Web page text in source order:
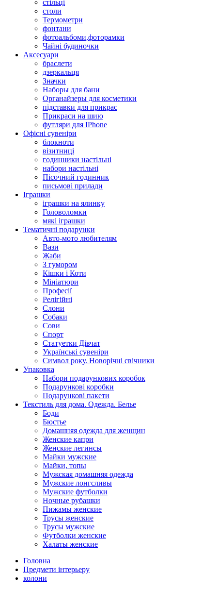
стільці
столи
Термометри
фонтани
фотоальбоми,фоторамки
Чайні будиночки
Аксесуари
браслети
дзеркальця
Значки
Наборы для бани
Органайзеры для косметики
підставки для прикрас
Прикраси на шию
футляри для IPhone
Офісні сувеніри
блокноти
візитниці
годинники настільні
набори настільні
Пісочний годинник
письмові прилади
Іграшки
іграшки на ялинку
Головоломки
мякі іграшки
Тематичні подарунки
Авто-мото любителям
Вази
Жаби
З гумором
Кішки і Коти
Мініатюри
Професії
Релігійні
Слони
Собаки
Сови
Спорт
Статуетки Дівчат
Українські сувеніри
Символ року. Новорічні свічники
Упаковка
Набори подарункових коробок
Подарункові коробки
Подарункові пакети
Текстиль для дома. Одежда. Белье
Боди
Бюстье
Домашняя одежда для женщин
Женские капри
Женские легинсы
Майки мужские
Майки, топы
Мужская домашняя одежда
Мужские лонгсливы
Мужские футболки
Ночные рубашки
Пижамы женские
Трусы женские
Трусы мужские
Футболки женские
Халаты женские
Головна
Предмети інтерьеру
колони